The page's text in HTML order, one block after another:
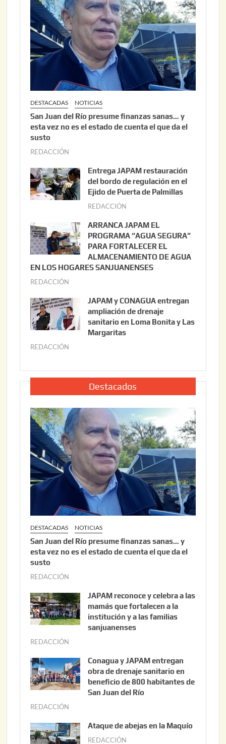
DESTACADAS NOTICIAS
San Juan del Río presume finanzas sanas… y
esta vez no es el estado de cuenta el que da el
susto
REDACCIÓN
o
s
t
3
,
2
0
Entrega JAPAM restauración
del bordo de regulación en el
Ejido de Puerta de Palmillas
REDACCIÓN
i
o
2
2
0
ARRANCA JAPAM EL
PROGRAMA “AGUA SEGURA”
PARA FORTALECER EL
ALMACENAMIENTO DE AGUA
EN LOS HOGARES SANJUANENSES
REDACCIÓN
l
i
o
,
0
2
6
JAPAM y CONAGUA entregan
ampliación de drenaje
sanitario en Loma Bonita y Las
Margaritas
REDACCIÓN
l
o
2
2
,
2
6
Destacados
DESTACADAS NOTICIAS
San Juan del Río presume finanzas sanas… y
esta vez no es el estado de cuenta el que da el
susto
REDACCIÓN
o
s
t
,
2
0
JAPAM reconoce y celebra a las
mamás que fortalecen a la
institución y a las familias
sanjuanenses
REDACCIÓN
n
i
o
,
2
Conagua y JAPAM entregan
obra de drenaje sanitario en
beneficio de 800 habitantes de
San Juan del Río
REDACCIÓN
n
Ataque de abejas en la Maquío
REDACCIÓN